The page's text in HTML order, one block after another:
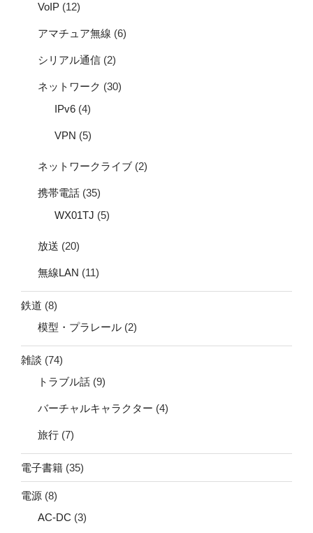
VoIP (12)
アマチュア無線 (6)
シリアル通信 (2)
ネットワーク (30)
IPv6 (4)
VPN (5)
ネットワークライブ (2)
携帯電話 (35)
WX01TJ (5)
放送 (20)
無線LAN (11)
鉄道 (8)
模型・プラレール (2)
雑談 (74)
トラブル話 (9)
バーチャルキャラクター (4)
旅行 (7)
電子書籍 (35)
電源 (8)
AC-DC (3)